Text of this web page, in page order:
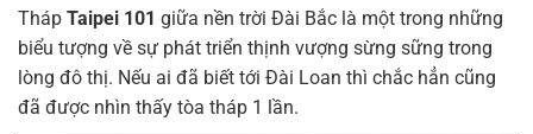
Tháp Taipei 101 giữa nền trời Đài Bắc là một trong những
biểu tượng về sự phát triển thịnh vượng sừng sững trong
lòng đô thị. Nếu ai đã biết tới Đài Loan thì chắc hẳn cũng
đã được nhìn thấy tòa tháp 1 lần.